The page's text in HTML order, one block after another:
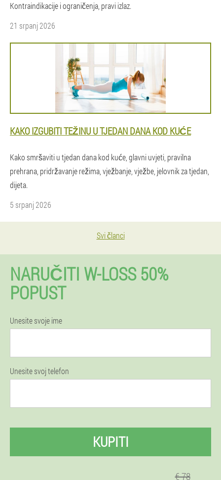
Kontraindikacije i ograničenja, pravi izlaz.
21 srpanj 2026
KAKO IZGUBITI TEŽINU U TJEDAN DANA KOD KUĆE
Kako smršaviti u tjedan dana kod kuće, glavni uvjeti, pravilna
prehrana, pridržavanje režima, vježbanje, vježbe, jelovnik za tjedan,
dijeta.
5 srpanj 2026
Svi članci
NARUČITI W-LOSS 50%
POPUST
Unesite svoje ime
Unesite svoj telefon
KUPITI
€ 78